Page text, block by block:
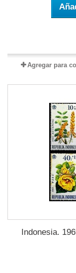
Agregar para
Indonesia.